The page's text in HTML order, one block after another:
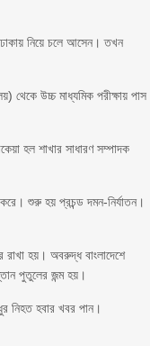
ঢাকায় নিয়ে চলে আসেন। তখন
থেকে উচ্চ মাধ্যমিক পরীক্ষায় পাস
হল শাখার সাধারণ সম্পাদক
শুরু হয় প্রচন্ড দমন-নির্যাতন।
রাখা হয়। অবরুদ্ধ বাংলাদেশে
পুতুলের জন্ম হয়।
নিহত হবার খবর পান।